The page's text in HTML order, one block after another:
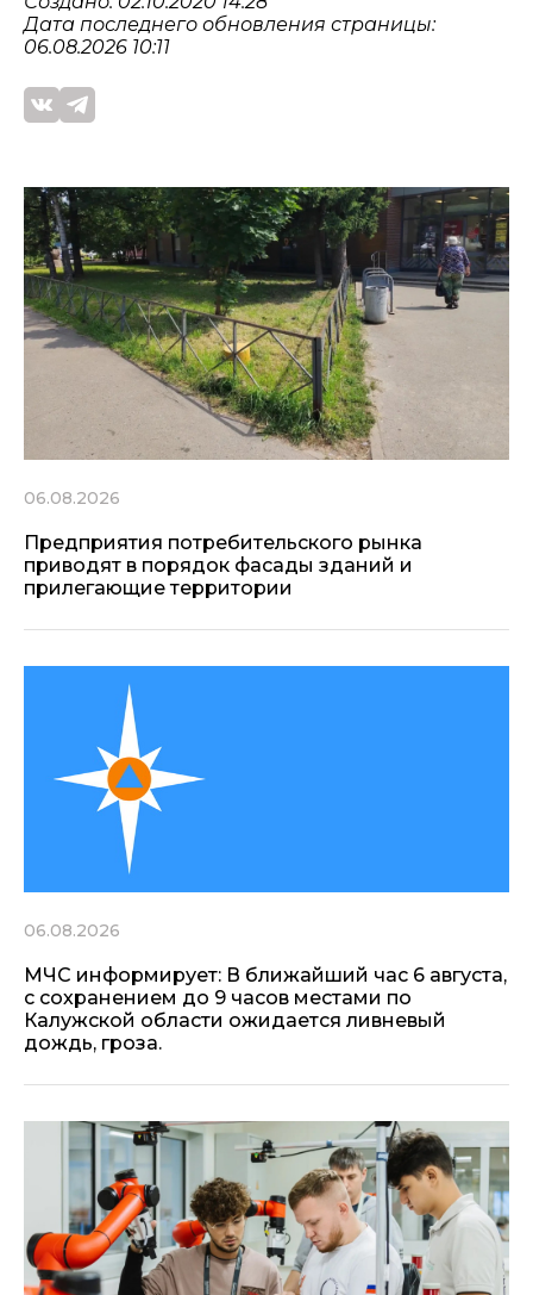
Дата последнего обновления страницы:
06.08.2026 10:11
06.08.2026
Предприятия потребительского рынка
приводят в порядок фасады зданий и
прилегающие территории
06.08.2026
МЧС информирует: В ближайший час 6 августа,
с сохранением до 9 часов местами по
Калужской области ожидается ливневый
дождь, гроза.